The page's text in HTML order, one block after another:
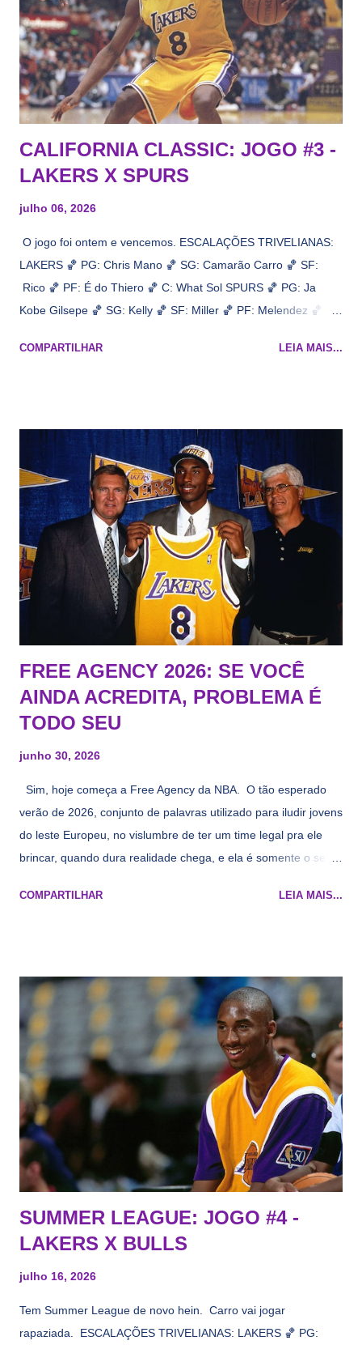
CALIFORNIA CLASSIC: JOGO #3 -
LAKERS X SPURS
julho 06, 2026
O jogo foi ontem e vencemos. ESCALAÇÕES TRIVELIANAS:
LAKERS 🏀 PG: Chris Mano 🏀 SG: Camarão Carro 🏀 SF:
Rico 🏀 PF: É do Thiero 🏀 C: What Sol SPURS 🏀 PG: Ja
Kobe Gilsepe 🏀 SG: Kelly 🏀 SF: Miller 🏀 PF: Melendez 🏀 C:
Na quadra Transmissão: NBA League Pass
COMPARTILHAR LEIA MAIS...
FREE AGENCY 2026: SE VOCÊ
AINDA ACREDITA, PROBLEMA É
TODO SEU
junho 30, 2026
Sim, hoje começa a Free Agency da NBA. O tão esperado
verão de 2026, conjunto de palavras utilizado para iludir jovens
do leste Europeu, no vislumbre de ter um time legal pra ele
brincar, quando dura realidade chega, e ela é somente o seu
cara de decrépito, mas que aparentemente ainda é jovem.
vezes a gente esquece mesmo. Então, como diria o Marcelo
Tas no Telecurso 2000 , É HORA DA REVISÃO! Ah, e quase
todos esses nomes foram linkados ao Lakers. Se de fato há o
interesse, não importa, o nosso compromisso é sempre com a
informação, a veracidade vem depois. E do Lakers hein? Até
agora nada de Ruim Hachaomuro (dizem que Nets tem
interesse) e LeBrão James - esse sendo assediado pelo
Draymond Green enquanto chora pro Cavs contrat...
COMPARTILHAR LEIA MAIS...
SUMMER LEAGUE: JOGO #4 -
LAKERS X BULLS
julho 16, 2026
Tem Summer League de novo hein. Carro vai jogar
rapaziada. ESCALAÇÕES TRIVELIANAS: LAKERS 🏀 PG: